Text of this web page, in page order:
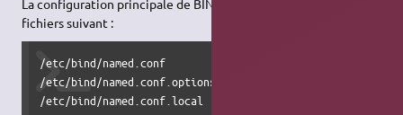
La configuration principale de BIND9 est effectuée dans les
fichiers suivant :
/etc/bind/named.conf
/etc/bind/named.conf.options
/etc/bind/named.conf.local